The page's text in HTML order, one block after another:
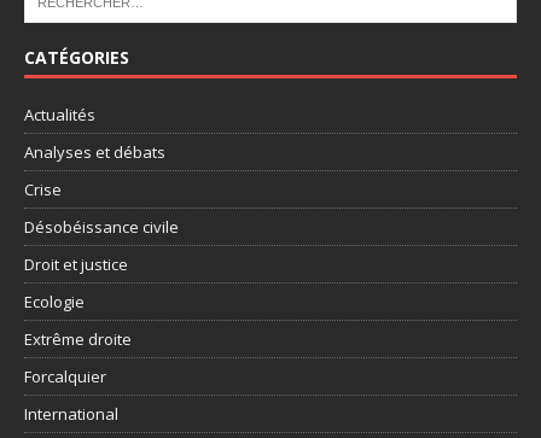
CATÉGORIES
Actualités
Analyses et débats
Crise
Désobéissance civile
Droit et justice
Ecologie
Extrême droite
Forcalquier
International